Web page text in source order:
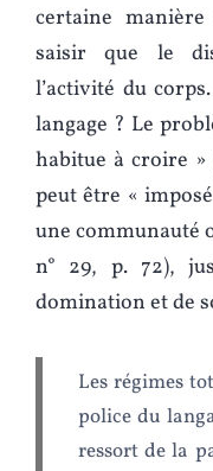
certaine
saisir que le
l’activité du
langage ? Le
habitue à croire »
peut être «
une communauté
n° 29, p. 72),
domination et de
Les régimes
police du
ressort de la